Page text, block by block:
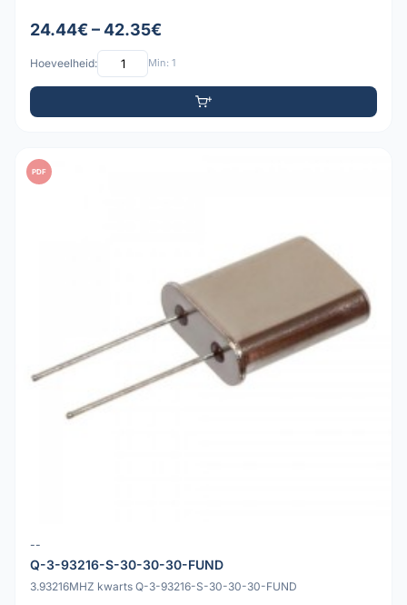
24.44€ – 42.35€
Hoeveelheid: Min: 1
PDF
--
Q-3-93216-S-30-30-30-FUND
3.93216MHZ kwarts Q-3-93216-S-30-30-30-FUND